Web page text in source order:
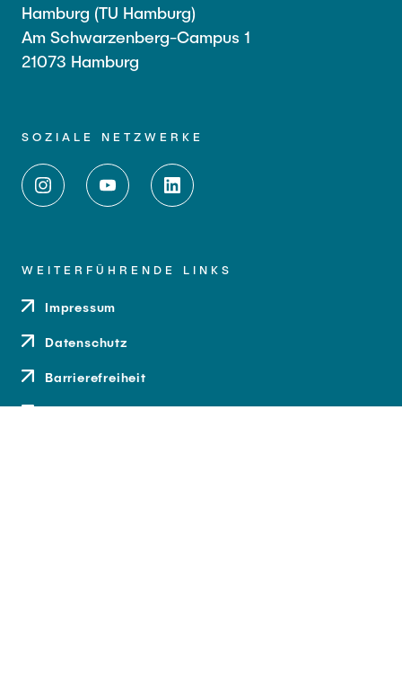
Hamburg (TU Hamburg)
Am Schwarzenberg-Campus 1
21073 Hamburg
SOZIALE NETZWERKE
WEITERFÜHRENDE LINKS
Impressum
Datenschutz
Barrierefreiheit